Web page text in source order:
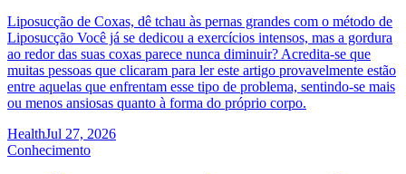
Liposucção de Coxas, dê tchau às pernas grandes com o método de
Liposucção Você já se dedicou a exercícios intensos, mas a gordura
ao redor das suas coxas parece nunca diminuir? Acredita-se que
muitas pessoas que clicaram para ler este artigo provavelmente estão
entre aquelas que enfrentam esse tipo de problema, sentindo-se mais
ou menos ansiosas quanto à forma do próprio corpo.
HealthJul 27, 2026
Conhecimento